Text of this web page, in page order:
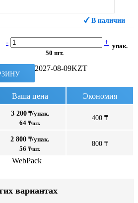
В наличии
- +
50 шт.
упак.
2027-08-09KZT
Ваша цена Экономия
3 200₸/упак.
64 ₸/шт.
400 ₸
2 800 ₸/упак.
56 ₸/шт.
800 ₸
WebPack
вариантах